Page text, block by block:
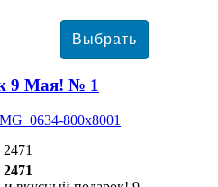
9 Мая! № 1
2471